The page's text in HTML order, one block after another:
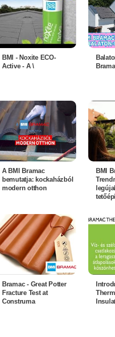
BMI - Noxite ECO-
Active - A \
A BMI Bramac
bemutatja: kockaházból
modern otthon
BMI
Bramac - Great Potter
Fracture Test at
Construma